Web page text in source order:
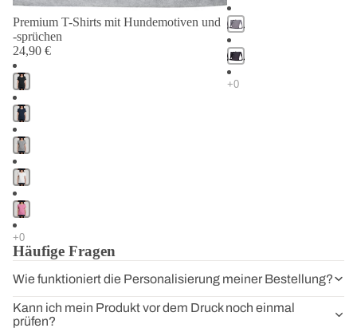
T-Shirt mit Hundemotiv
Du Deine Verbundenheit zu Deinem Vierbeiner – hochwertig, persönlich und
unverwechselbar.
Wähle jetzt Deine Passform, entdecke über 400 Motive rund um den
Hund und gestalte Dein neues Lieblingsshirt.
Premium T-Shirts mit Hundemotiven und
-sprüchen
24,90 €
Häufige Fragen
Wie funktioniert die Personalisierung meiner Bestellung?
Kann ich mein Produkt vor dem Druck noch einmal
prüfen?